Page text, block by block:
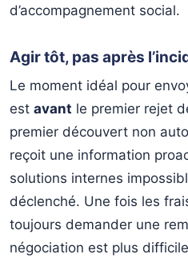
d’accompagnement social.
Agir tôt, pas après
Le moment idéal pour
est avant le premier rejet
premier découvert non
reçoit une information
solutions internes
déclenché. Une fois les
toujours demander une
négociation est plus